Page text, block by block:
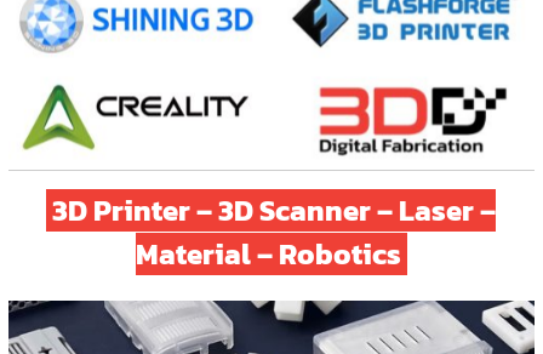
3D Printer–3D Scanner–Laser–
Material–Robotics